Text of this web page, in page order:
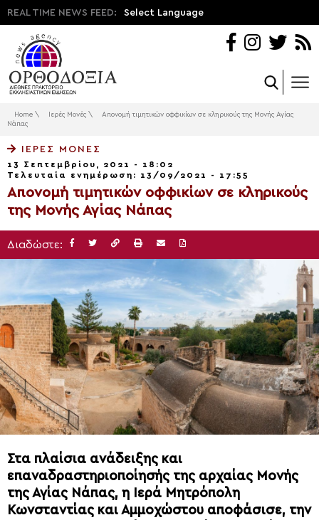
REAL TIME NEWS FEED: Select Language
Home \ Ιερές Μονές \
Απονομή τιμητικών οφφικίων σε κληρικούς της Μονής Αγίας
Νάπας
ΙΕΡΈΣ ΜΟΝΈΣ
13 Σεπτεμβρίου, 2021 - 18:02
Τελευταία ενημέρωση: 13/09/2021 - 17:55
Απονομή τιμητικών οφφικίων σε κληρικούς
της Μονής Αγίας Νάπας
Διαδώστε:
Στα πλαίσια ανάδειξης και
επαναδραστηριοποίησής της αρχαίας Μονής
της Αγίας Νάπας, η Ιερά Μητρόπολη
Κωνσταντίας και Αμμοχώστου αποφάσισε, την